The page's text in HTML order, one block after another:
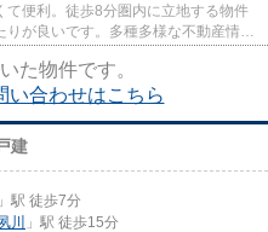
便利。徒歩8分圏内に立地する物件
が良いです。多種多様な不動産情報
た物件です。
い合わせはこちら
建
」駅 徒歩7分
川
」駅 徒歩15分